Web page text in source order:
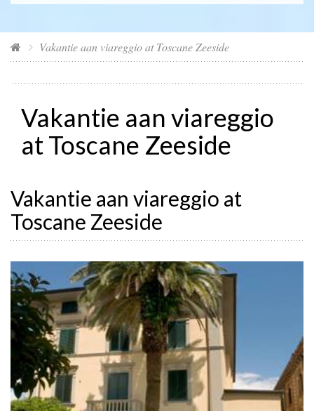
Vakantie aan viareggio at Toscane Zeeside
Vakantie aan viareggio
at Toscane Zeeside
Vakantie aan viareggio at
Toscane Zeeside